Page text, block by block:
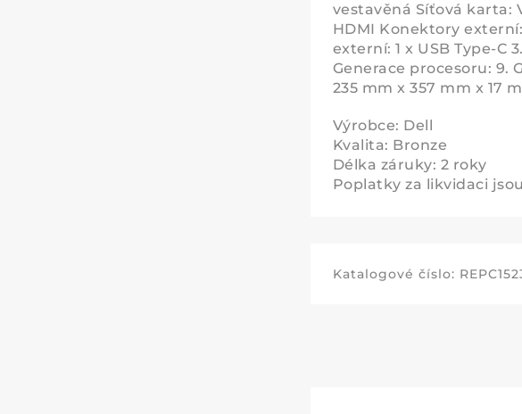
vestavěná Síťová karta:
HDMI Konektory
externí: 1 x USB Type-C
Generace procesoru: 9.
235 mm x 357 mm x 17
Výrobce: Dell
Kvalita: Bronze
Délka záruky: 2 roky
Poplatky za likvidaci
Katalogové číslo: